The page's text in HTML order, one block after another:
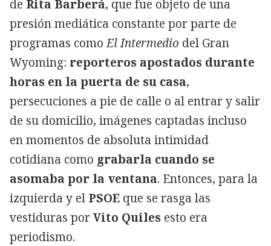
de Rita Barberá, que fue objeto de una
presión mediática constante por parte de
programas comoEl Intermedio del Gran
Wyoming: reporteros apostados durante
horas en la puerta de su casa,
persecuciones a pie de calle o al entrar y salir
de su domicilio, imágenes captadas incluso
en momentos de absoluta intimidad
cotidiana como grabarla cuando se
asomaba por la ventana. Entonces, para la
izquierda y el PSOE que se rasga las
vestiduras porVito Quiles esto era
periodismo.